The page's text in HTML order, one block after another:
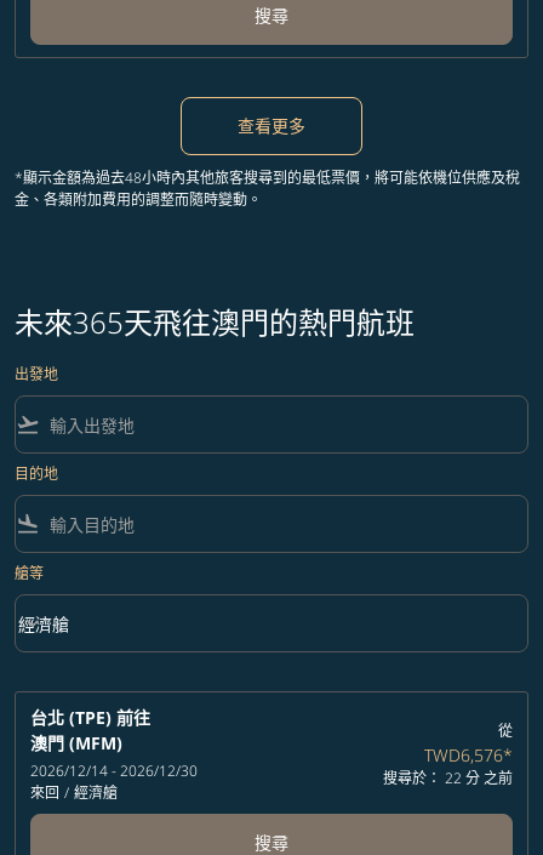
搜尋
查看更多
*顯示金額為過去48小時內其他旅客搜尋到的最低票價，將可能依機位供應及稅
金、各類附加費用的調整而隨時變動。
未來365天飛往澳門的熱門航班
出發地
flight_takeoff
目的地
flight_land
艙等
艙等 option 經濟艙 Selected
經濟艙
keyboard_arrow_down
台北 (TPE) 前往
澳門 (MFM)
2026/12/14 - 2026/12/30
來回 / 經濟艙
從
TWD6,576*
搜尋於： 22 分 之前
搜尋